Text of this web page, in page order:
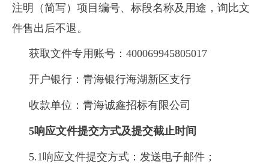
注明（简写）项目编号、标段名称及用途，询比文
件售出后不退。
获取文件专用账号：400069945805017
开户银行：青海银行海湖新区支行
收款单位：青海诚鑫招标有限公司
5响应文件提交方式及提交截止时间
5.1响应文件提交方式：发送电子邮件；